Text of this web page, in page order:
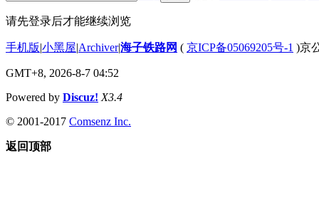
请先登录后才能继续浏览
手机版|小黑屋|Archiver|海子铁路网 ( 京ICP备05069205号-1 )京
GMT+8, 2026-8-7 04:52
Powered by Discuz! X3.4
© 2001-2017 Comsenz Inc.
返回顶部